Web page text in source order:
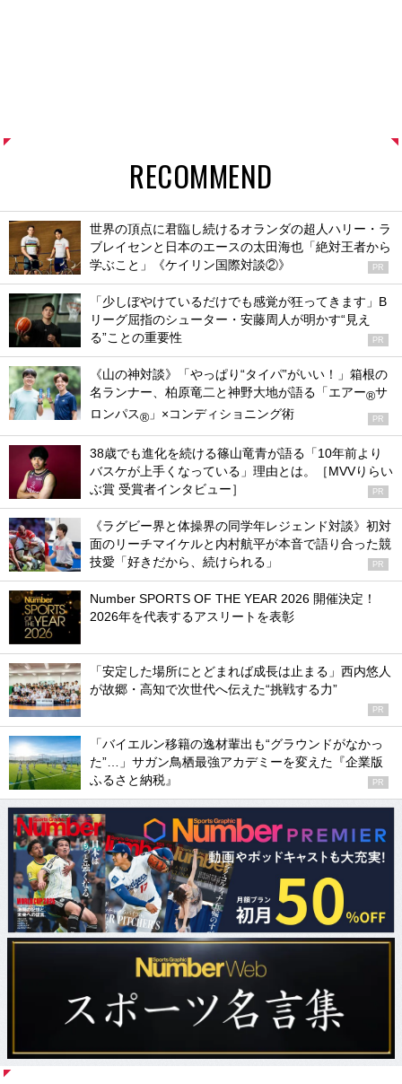
RECOMMEND
世界の頂点に君臨し続けるオランダの超人ハリー・ラ
ブレイセンと日本のエースの太田海也「絶対王者から
学ぶこと」《ケイリン国際対談②》
PR
「少しぼやけているだけでも感覚が狂ってきます」B
リーグ屈指のシューター・安藤周人が明かす“見え
る”ことの重要性
PR
《山の神対談》「やっぱり“タイパ”がいい！」箱根の
名ランナー、柏原竜二と神野大地が語る「エアー®サ
ロンパス® 」×コンディショニング術 PR
38歳でも進化を続ける篠山竜青が語る「10年前より
バスケが上手くなっている」理由とは。［MVVりらい
ぶ賞 受賞者インタビュー］
PR
《ラグビー界と体操界の同学年レジェンド対談》初対
面のリーチマイケルと内村航平が本音で語り合った競
技愛「好きだから、続けられる」
PR
Number SPORTS OF THE YEAR 2026 開催決定！
2026年を代表するアスリートを表彰
「安定した場所にとどまれば成長は止まる」西内悠人
が故郷・高知で次世代へ伝えた“挑戦する力”
PR
「バイエルン移籍の逸材輩出も“グラウンドがなかっ
た”…」サガン鳥栖最強アカデミーを変えた『企業版
ふるさと納税』
PR